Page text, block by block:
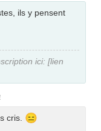
ils y pensent
ici: [lien
cris. 😑